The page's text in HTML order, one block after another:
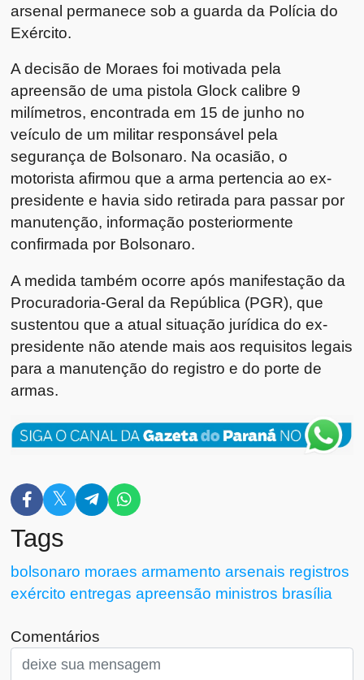
arsenal permanece sob a guarda da Polícia do
Exército.
A decisão de Moraes foi motivada pela
apreensão de uma pistola Glock calibre 9
milímetros, encontrada em 15 de junho no
veículo de um militar responsável pela
segurança de Bolsonaro. Na ocasião, o
motorista afirmou que a arma pertencia ao ex-
presidente e havia sido retirada para passar por
manutenção, informação posteriormente
confirmada por Bolsonaro.
A medida também ocorre após manifestação da
Procuradoria-Geral da República (PGR), que
sustentou que a atual situação jurídica do ex-
presidente não atende mais aos requisitos legais
para a manutenção do registro e do porte de
armas.
Tags
bolsonaro moraes armamento arsenais registros
exército entregas apreensão ministros brasília
Comentários